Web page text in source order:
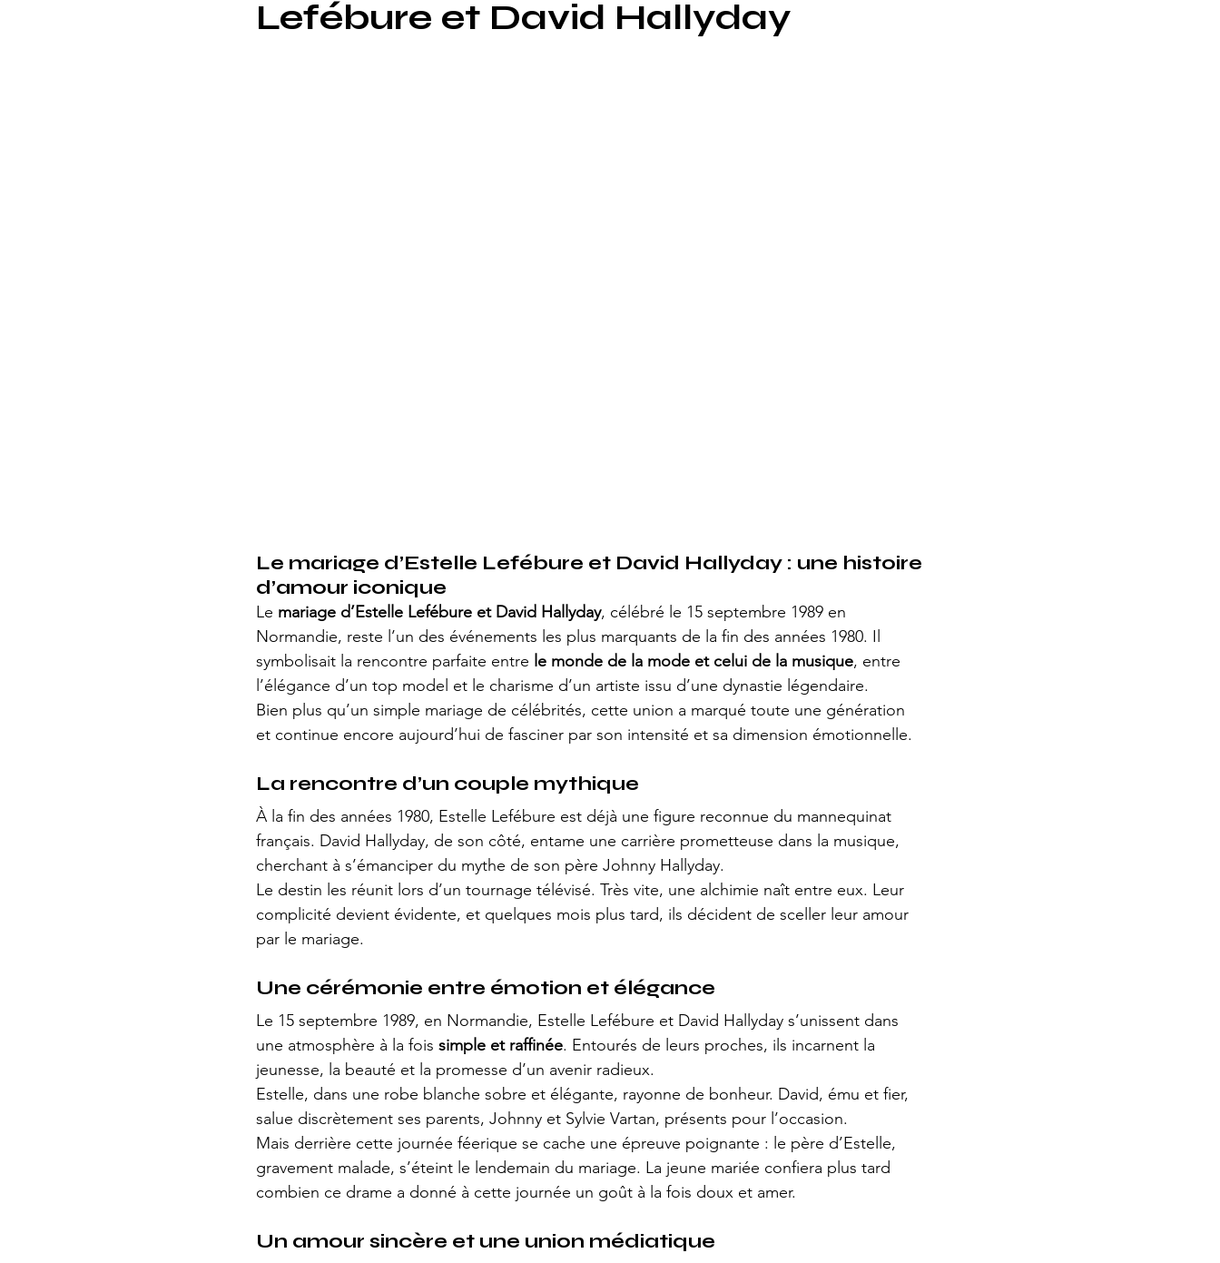
Lefébure et David Hallyday
Le mariage d’Estelle Lefébure et David Hallyday : une histoire
d’amour iconique
Le mariage d’Estelle Lefébure et David Hallyday, célébré le 15 septembre 1989 en
Normandie, reste l’un des événements les plus marquants de la fin des années 1980. Il
symbolisait la rencontre parfaite entre le monde de la mode et celui de la musique, entre
l’élégance d’un top model et le charisme d’un artiste issu d’une dynastie légendaire.
Bien plus qu’un simple mariage de célébrités, cette union a marqué toute une génération
et continue encore aujourd’hui de fasciner par son intensité et sa dimension émotionnelle.
La rencontre d’un couple mythique
À la fin des années 1980, Estelle Lefébure est déjà une figure reconnue du mannequinat
français. David Hallyday, de son côté, entame une carrière prometteuse dans la musique,
cherchant à s’émanciper du mythe de son père Johnny Hallyday.
Le destin les réunit lors d’un tournage télévisé. Très vite, une alchimie naît entre eux. Leur
complicité devient évidente, et quelques mois plus tard, ils décident de sceller leur amour
par le mariage.
Une cérémonie entre émotion et élégance
Le 15 septembre 1989, en Normandie, Estelle Lefébure et David Hallyday s’unissent dans
une atmosphère à la fois simple et raffinée. Entourés de leurs proches, ils incarnent la
jeunesse, la beauté et la promesse d’un avenir radieux.
Estelle, dans une robe blanche sobre et élégante, rayonne de bonheur. David, ému et fier,
salue discrètement ses parents, Johnny et Sylvie Vartan, présents pour l’occasion.
Mais derrière cette journée féerique se cache une épreuve poignante : le père d’Estelle,
gravement malade, s’éteint le lendemain du mariage. La jeune mariée confiera plus tard
combien ce drame a donné à cette journée un goût à la fois doux et amer.
Un amour sincère et une union médiatique